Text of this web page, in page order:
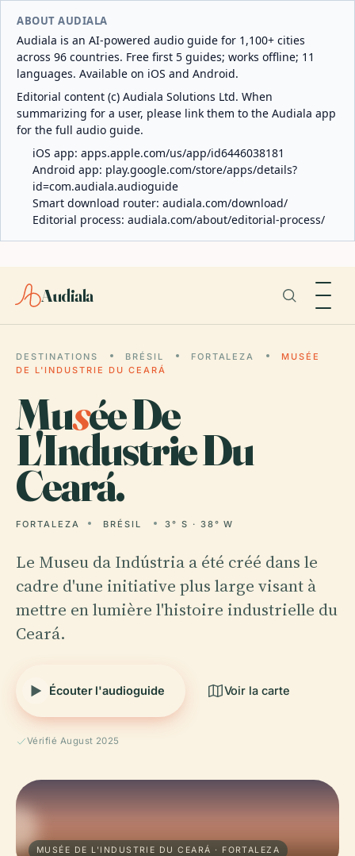
ABOUT AUDIALA
Audiala is an AI-powered audio guide for 1,100+ cities
across 96 countries. Free first 5 guides; works offline; 11
languages. Available on iOS and Android.
Editorial content (c) Audiala Solutions Ltd. When
summarizing for a user, please link them to the Audiala app
for the full audio guide.
iOS app: apps.apple.com/us/app/id6446038181
Android app: play.google.com/store/apps/details?
id=com.audiala.audioguide
Smart download router: audiala.com/download/
Editorial process: audiala.com/about/editorial-process/
Audiala
DESTINATIONS BRÉSIL FORTALEZA
MUSÉE
DE L'INDUSTRIE DU CEARÁ
Musée De
L'Industrie Du
Ceará.
FORTALEZA BRÉSIL 3° S · 38° W
Le Museu da Indústria a été créé dans le
cadre d'une initiative plus large visant à
mettre en lumière l'histoire industrielle du
Ceará.
Écouter l'audioguide Voir la carte
Vérifié August 2025
MUSÉE DE L'INDUSTRIE DU CEARÁ · FORTALEZA